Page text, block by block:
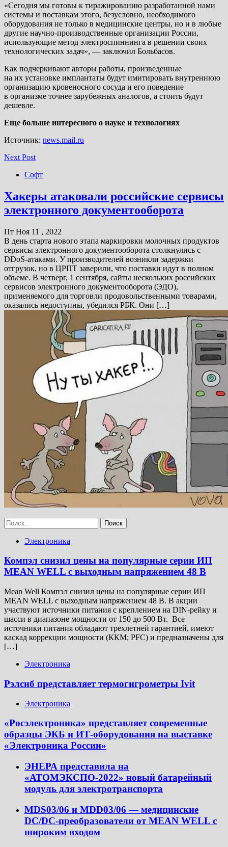
«Сегодня мы готовы к тиражированию разработанной нами
системы и поставкам этого, безусловно, необходимого
оборудования не только в медицинские центры, но и в любые
другие научно-производственные организации России,
использующие метод электроспиннинга в решении своих
технологических задач», — заключил Больбасов.
Как подчеркивают авторы работы, произведенные
на их установке имплантаты будут имитировать внутреннюю
организацию кровеносного сосуда и его поведение
в организме точнее зарубежных аналогов, а стоить будут
дешевле.
Еще больше интересного о науке и технологиях
Источник: news.mail.ru
Next Post
Софт
Хакеры атаковали российские сервисы
электронного документооборота
Пт Ноя 11 , 2022
В день старта нового этапа маркировки молочных продуктов
сервисы электронного документооборота столкнулись с
DDoS-атаками. У производителей возникли задержки
отгрузок, но в ЦРПТ заверили, что поставки идут в полном
объеме. В четверг, 1 сентября, сайты нескольких российских
сервисов электронного документооборота (ЭДО),
применяемого для торговли продовольственными товарами,
оказались недоступны, убедился РБК. Они […]
Найти:
Электроника
Компэл снизил цены на популярные серии ИП
MEAN WELL с выходным напряжением 48 В
Mean Well Компэл снизил цены на популярные серии ИП
MEAN WELL с выходным напряжением 48 В. В акции
участвуют источники питания с креплением на DIN-рейку и
шасси в диапазоне мощности от 150 до 500 Вт. Все
источники питания обладают трехлетней гарантией, имеют
каскад коррекции мощности (ККМ; PFC) и предназначены для
[…]
Электроника
Рэлсиб представляет термогигрометры Ivit
Электроника
«Росэлектроника» представляет современные
образцы ЭКБ и ИТ-оборудования на выставке
«Электроника России»
ЭНЕРА представила на
«АТОМЭКСПО-2022» новый батарейный
модуль для электротранспорта
MDS03/06 и MDD03/06 — медицинские
DC/DC-преобразователи от MEAN WELL с
широким входом